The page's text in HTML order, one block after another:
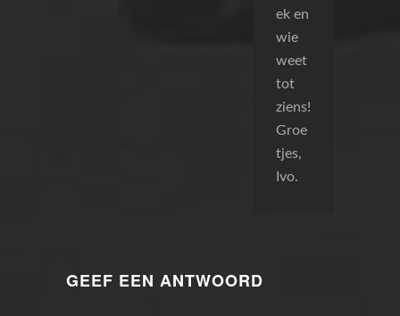
ek en
wie
weet
tot
ziens!
Groe
tjes,
Ivo.
GEEF EEN ANTWOORD